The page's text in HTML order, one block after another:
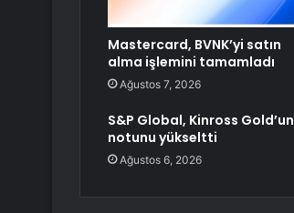
Mastercard, BVNK’yi satın
alma işlemini tamamladı
Ağustos 7, 2026
S&P Global, Kinross Gold’un
notunu yükseltti
Ağustos 6, 2026